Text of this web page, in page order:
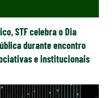
STF celebra o Dia
durante encontro
e institucionais